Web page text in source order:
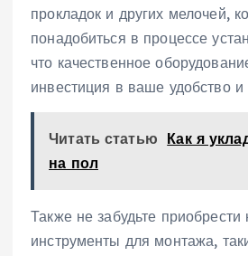
прокладок и других мелочей‚
понадобиться в процессе
что качественное
инвестиция в ваше удобство
Читать статью Как я
на пол
Также не забудьте
инструменты для монтажа‚